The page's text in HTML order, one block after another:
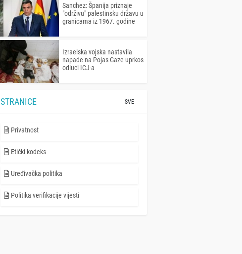
Sanchez: Španija priznaje
"održivu" palestinsku državu u
granicama iz 1967. godine
Izraelska vojska nastavila
napade na Pojas Gaze uprkos
odluci ICJ-a
STRANICE SVE
Privatnost
Etički kodeks
Uređivačka politika
Politika verifikacije vijesti